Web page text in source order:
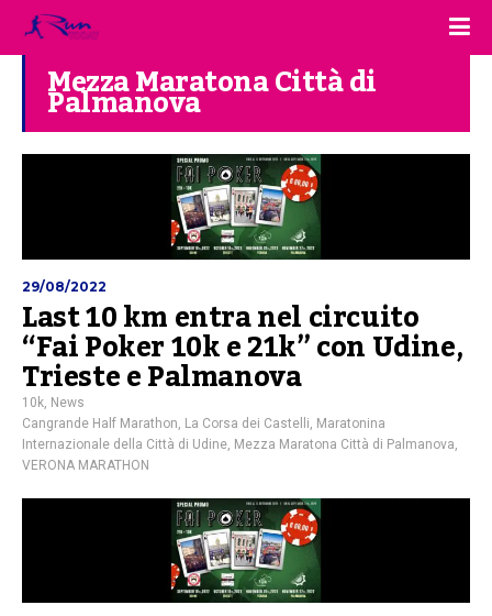
Mezza Maratona Città di
Palmanova
29/08/2022
Last 10 km entra nel circuito
“Fai Poker 10k e 21k” con Udine,
Trieste e Palmanova
10k News
Cangrande Half Marathon La Corsa dei Castelli Maratonina
Internazionale della Città di Udine Mezza Maratona Città di Palmanova
VERONA MARATHON